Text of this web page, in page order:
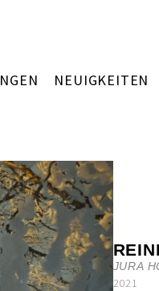
NEUIGKEITEN
JURA
2021